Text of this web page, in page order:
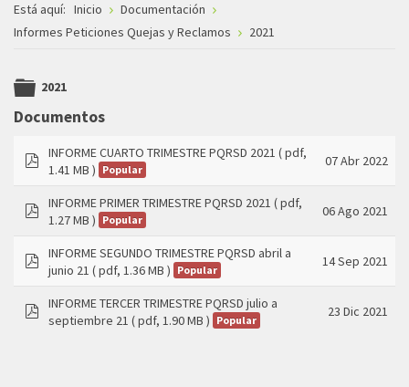
Está aquí: Inicio
Documentación
Informes Peticiones Quejas y Reclamos
2021
folder
2021
Documentos
pdf
INFORME CUARTO TRIMESTRE PQRSD 2021 ( pdf,
1.41 MB ) Popular
07 Abr 2022
pdf
INFORME PRIMER TRIMESTRE PQRSD 2021 ( pdf,
1.27 MB ) Popular
06 Ago 2021
pdf
INFORME SEGUNDO TRIMESTRE PQRSD abril a
junio 21 ( pdf, 1.36 MB ) Popular
14 Sep 2021
pdf
INFORME TERCER TRIMESTRE PQRSD julio a
septiembre 21 ( pdf, 1.90 MB ) Popular
23 Dic 2021